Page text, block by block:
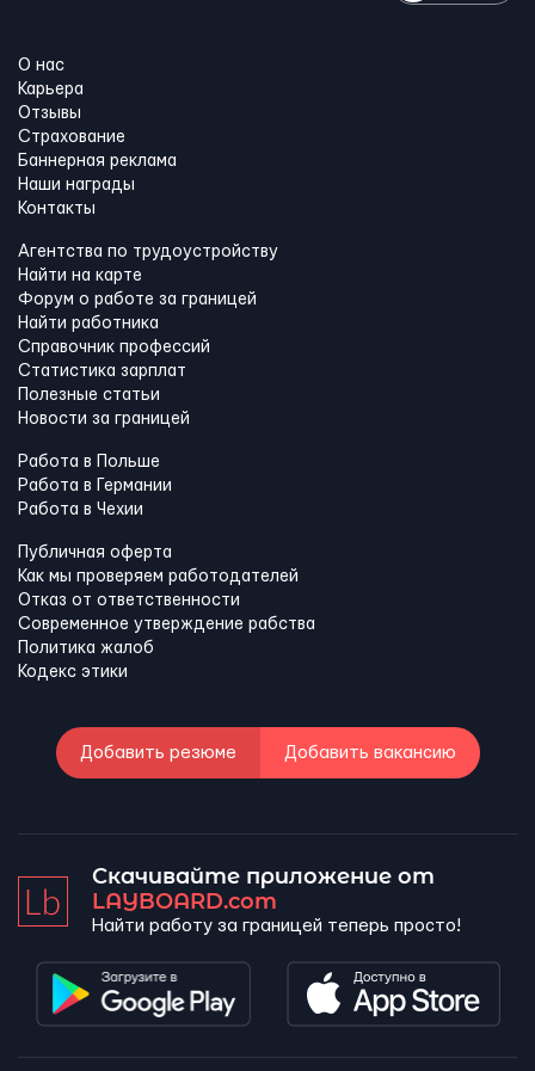
О нас
Карьера
Отзывы
Страхование
Баннерная реклама
Наши награды
Контакты
Агентства по трудоустройству
Найти на карте
Форум о работе за границей
Найти работника
Справочник профессий
Статистика зарплат
Полезные статьи
Новости за границей
Работа в Польше
Работа в Германии
Работа в Чехии
Публичная оферта
Как мы проверяем работодателей
Отказ от ответственности
Современное утверждение рабства
Политика жалоб
Кодекс этики
Добавить резюме Добавить вакансию
Скачивайте приложение от
LAYBOARD.com
Найти работу за границей теперь просто!